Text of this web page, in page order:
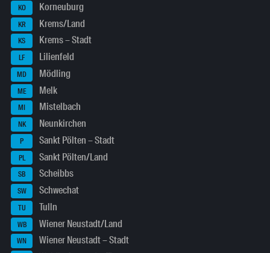
KO Korneuburg
KR Krems/Land
KS Krems – Stadt
LF Lilienfeld
MD Mödling
ME Melk
MI Mistelbach
NK Neunkirchen
P Sankt Pölten – Stadt
PL Sankt Pölten/Land
SB Scheibbs
SW Schwechat
TU Tulln
WB Wiener Neustadt/Land
WN Wiener Neustadt – Stadt